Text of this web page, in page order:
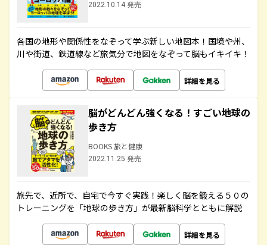
2022.10.14 発売
各国の地形や関係性をなぞって学ぶ新しい地図本！国境や州、
川や街道、鉄道線など旅気分で地図をなぞって脳もイキイキ！
詳細を見る
脳がどんどん強くなる！すごい地球の
歩き方
BOOKS 旅と健康
2022.11.25 発売
旅先で、近所で、自宅で今すぐ実践！楽しく脳を鍛える５０の
トレーニングを「地球の歩き方」が最新脳科学とともに解説
詳細を見る